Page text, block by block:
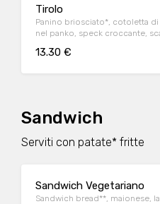
Tirolo
Panino briosciato*, cotoletta
nel panko, speck croccante,
13.30 €
Sandwich
Serviti con patate* fritte
Sandwich Vegetariano
Sandwich bread**, maionese,